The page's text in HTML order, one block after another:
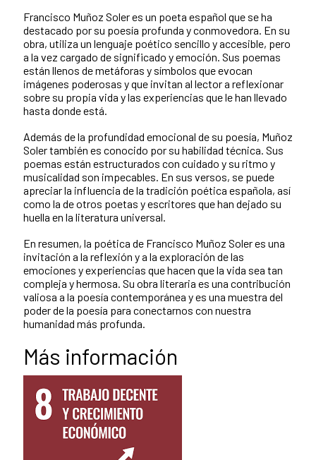
Francisco Muñoz Soler es un poeta español que se ha
destacado por su poesía profunda y conmovedora. En su
obra, utiliza un lenguaje poético sencillo y accesible, pero
a la vez cargado de significado y emoción. Sus poemas
están llenos de metáforas y símbolos que evocan
imágenes poderosas y que invitan al lector a reflexionar
sobre su propia vida y las experiencias que le han llevado
hasta donde está.
Además de la profundidad emocional de su poesía, Muñoz
Soler también es conocido por su habilidad técnica. Sus
poemas están estructurados con cuidado y su ritmo y
musicalidad son impecables. En sus versos, se puede
apreciar la influencia de la tradición poética española, así
como la de otros poetas y escritores que han dejado su
huella en la literatura universal.
En resumen, la poética de Francisco Muñoz Soler es una
invitación a la reflexión y a la exploración de las
emociones y experiencias que hacen que la vida sea tan
compleja y hermosa. Su obra literaria es una contribución
valiosa a la poesía contemporánea y es una muestra del
poder de la poesía para conectarnos con nuestra
humanidad más profunda.
Más información